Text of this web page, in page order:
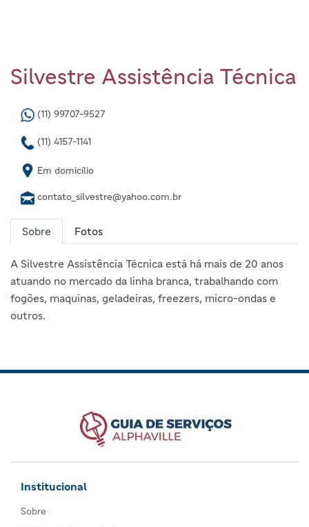
Silvestre Assistência Técnica
(11) 99707-9527
(11) 4157-1141
Em domicílio
contato_silvestre@yahoo.com.br
Sobre Fotos
A Silvestre Assistência Técnica está há mais de 20 anos
atuando no mercado da linha branca, trabalhando com
fogões, maquinas, geladeiras, freezers, micro-ondas e
outros.
Institucional
Sobre